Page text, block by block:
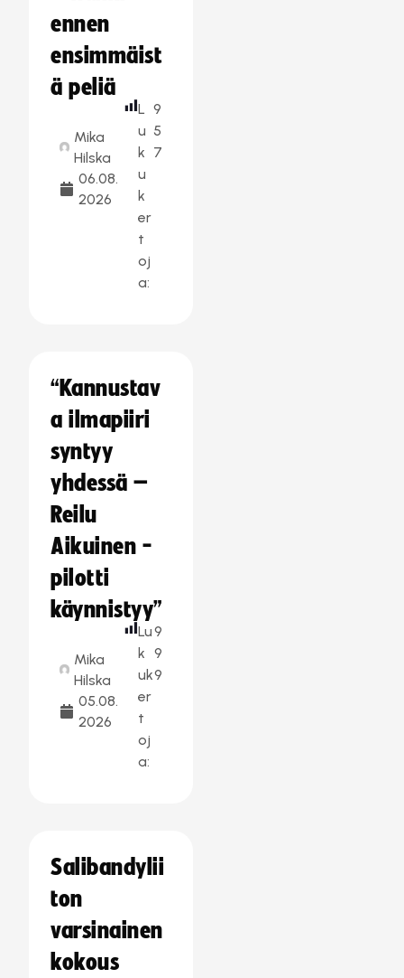
ennen
ensimmäist
ä peliä
Mika
Hilska
06.08.
2026
L
u
k
u
k
er
t
oj
a:
9
5
7
“Kannustav
a ilmapiiri
syntyy
yhdessä –
Reilu
Aikuinen -
pilotti
käynnistyy”
Mika
Hilska
05.08.
2026
Lu
k
uk
er
t
oj
a:
9
9
9
Salibandylii
ton
varsinainen
kokous